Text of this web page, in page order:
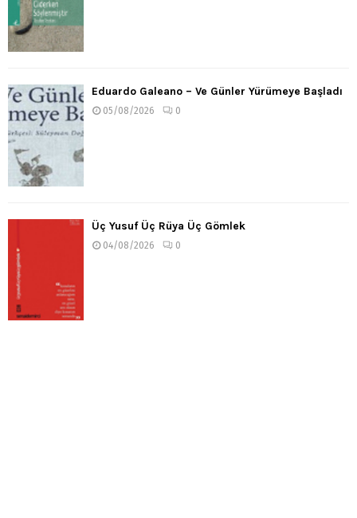
Eduardo Galeano – Ve Günler Yürümeye Başladı
05/08/2026 0
Üç Yusuf Üç Rüya Üç Gömlek
04/08/2026 0